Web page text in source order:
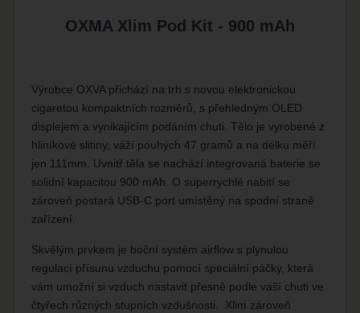
OXMA Xlim Pod Kit - 900 mAh
Výrobce OXVA přichází na trh s novou elektronickou
cigaretou kompaktních rozměrů, s přehledným OLED
displejem a vynikajícím podáním chuti. Tělo je vyrobené z
hliníkové slitiny, váží pouhých 47 gramů a na délku měří
jen 111mm. Uvnitř těla se nachází integrovaná baterie se
solidní kapacitou 900 mAh. O superrychlé nabití se
zároveň postará USB-C port umístěný na spodní straně
zařízení.
Skvělým prvkem je boční systém airflow s plynulou
regulací přísunu vzduchu pomocí speciální páčky, která
vám umožní si vzduch nastavit přesně podle vaší chuti ve
čtyřech různých stupních vzdušnosti. Xlim zároveň